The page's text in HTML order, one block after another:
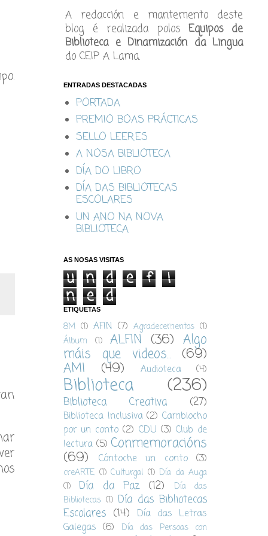
A redacción e mantemento deste
blog é realizada polos Equipos de
Biblioteca e Dinamización da Lingua
do CEIP A Lama.
ENTRADAS DESTACADAS
PORTADA
PREMIO BOAS PRÁCTICAS
SELLO LEER.ES
A NOSA BIBLIOTECA
DÍA DO LIBRO
DÍA DAS BIBLIOTECAS
ESCOLARES
UN ANO NA NOVA
BIBLIOTECA
AS NOSAS VISITAS
u n d e f
i
n e d
ETIQUETAS
8M (1) AFIN (7) Agradecementos (1)
Álbum
(1) ALFIN (36) Algo
máis que videos... (69)
AMI (49) Audioteca (4)
Biblioteca (236)
Biblioteca Creativa (27)
Biblioteca Inclusiva (2) Cambiocho
por un conto (2) CDU (3) Club de
lectura (5) Conmemoracións
(69) Cóntoche un conto (3)
creARTE (1) Culturgal (1) Día da Auga
(1)
Día da Paz (12)
Día das
Bibliotecas (1) Día das Bibliotecas
Escolares (14) Día das Letras
Galegas (6)
Día das Persoas con